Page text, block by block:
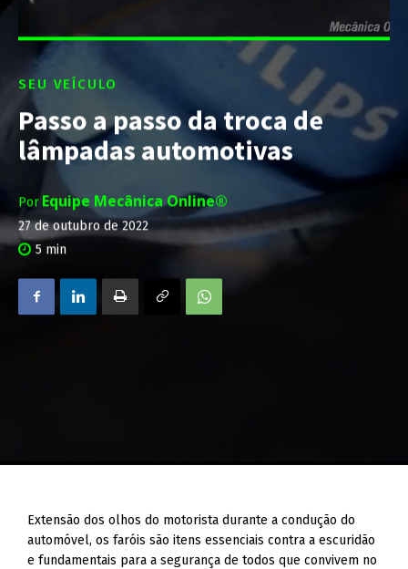
SEU VEÍCULO
Passo a passo da troca de
lâmpadas automotivas
Por Equipe Mecânica Online®
27 de outubro de 2022
5 min
Extensão dos olhos do motorista durante a condução do
automóvel, os faróis são itens essenciais contra a escuridão
e fundamentais para a segurança de todos que convivem no